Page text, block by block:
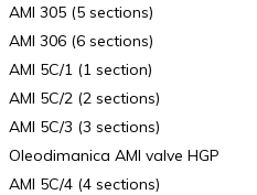
AMI 305 (5 sections)
AMI 306 (6 sections)
AMI 5C/1 (1 section)
AMI 5C/2 (2 sections)
AMI 5C/3 (3 sections)
Oleodimanica AMI valve HGP
AMI 5C/4 (4 sections)